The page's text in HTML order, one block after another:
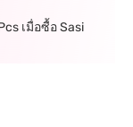
เมื่อซื้อ Sasi